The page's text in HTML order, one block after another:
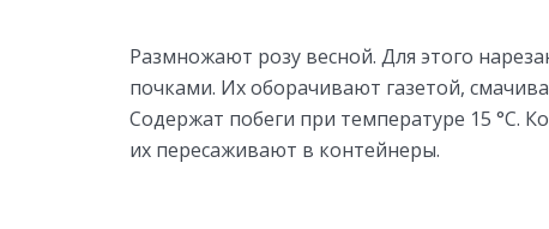
Размножают розу весной. Для этого
почками. Их оборачивают газетой,
Содержат побеги при температуре 15 °С.
их пересаживают в контейнеры.